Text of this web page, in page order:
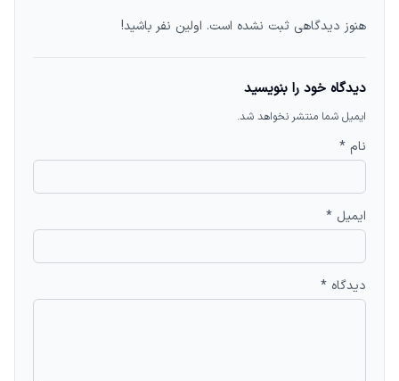
هنوز دیدگاهی ثبت نشده است. اولین نفر باشید!
دیدگاه خود را بنویسید
ایمیل شما منتشر نخواهد شد.
نام *
ایمیل *
دیدگاه *